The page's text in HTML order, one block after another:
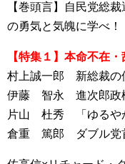
【巻頭言】自民党総
の勇気と気魄に学べ！
【特集１】本命不在
村上誠一郎 新総裁の
伊藤 智永 進次郎政
片山 杜秀 「ゆるや
倉重 篤郎 ダブル党